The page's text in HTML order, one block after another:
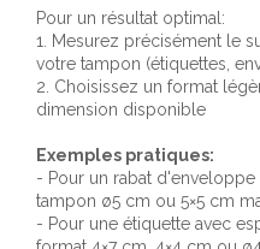
Pour un résultat optimal:
1. Mesurez précisément le
votre tampon (étiquettes,
2. Choisissez un format
dimension disponible
Exemples pratiques:
- Pour un rabat
tampon ø5 cm ou 5×5 cm
- Pour une étiquette avec